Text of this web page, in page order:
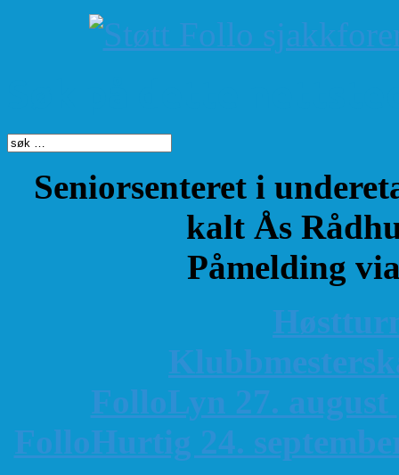
Seniorsenteret i
kalt Ås
Påmelding
K
FolloLyn 27. august
FolloHurtig 24.